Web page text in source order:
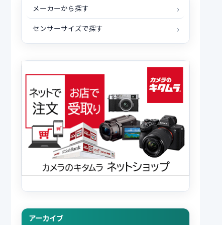
メーカーから探す
センサーサイズで探す
アーカイブ